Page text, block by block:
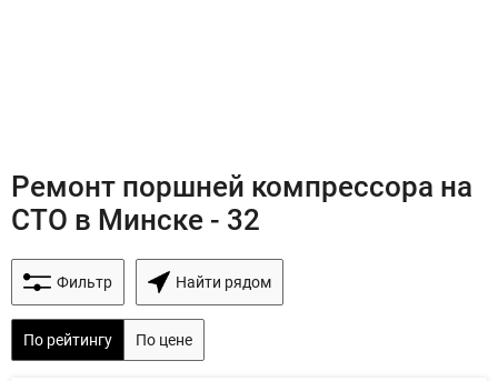
Ремонт поршней компрессора на
СТО в Минске - 32
Фильтр Найти рядом
По рейтингу По цене